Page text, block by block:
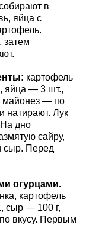
в
яйца с
затем
картофель
яйца — 3 шт.,
майонез — по
натирают. Лук
На дно
сайру,
сыр. Перед
огурцами.
картофель
сыр — 100 г,
вкусу. Первым